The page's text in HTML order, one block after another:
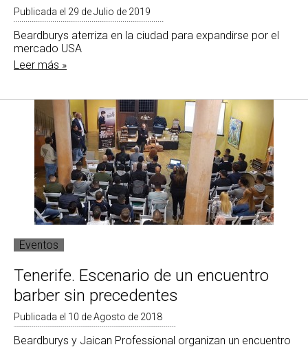
Publicada el 29 de Julio de 2019
Beardburys aterriza en la ciudad para expandirse por el
mercado USA
Leer más »
Eventos
Tenerife. Escenario de un encuentro
barber sin precedentes
Publicada el 10 de Agosto de 2018
Beardburys y Jaican Professional organizan un encuentro